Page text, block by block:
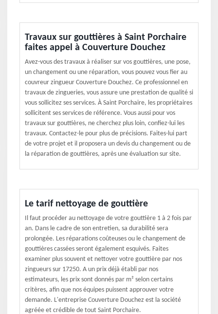
Travaux sur gouttières à Saint Porchaire
faites appel à Couverture Douchez
Avez-vous des travaux à réaliser sur vos gouttières, une pose,
un changement ou une réparation, vous pouvez vous fier au
couvreur zingueur Couverture Douchez. Ce professionnel en
travaux de zingueries, vous assure une prestation de qualité si
vous sollicitez ses services. À Saint Porchaire, les propriétaires
sollicitent ses services de référence. Vous aussi pour vos
travaux sur gouttières, ne cherchez plus loin, confiez-lui les
travaux. Contactez-le pour plus de précisions. Faites-lui part
de votre projet et il proposera un devis du changement ou de
la réparation de gouttières, après une évaluation sur site.
Le tarif nettoyage de gouttière
Il faut procéder au nettoyage de votre gouttière 1 à 2 fois par
an. Dans le cadre de son entretien, sa durabilité sera
prolongée. Les réparations coûteuses ou le changement de
gouttières cassées seront également esquivés. Faites
examiner plus souvent et nettoyer votre gouttière par nos
zingueurs sur 17250. A un prix déjà établi par nos
estimateurs, les prix sont donnés par m² selon certains
critères, afin que nos équipes puissent approuver votre
demande. L'entreprise Couverture Douchez est la société
agréée et crédible de tout Saint Porchaire.